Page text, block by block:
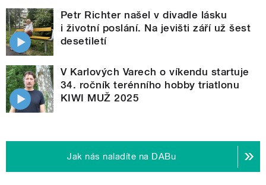
Petr Richter našel v divadle lásku
i životní poslání. Na jevišti září už šest
desetiletí
V Karlových Varech o víkendu startuje
34. ročník terénního hobby triatlonu
KIWI MUŽ 2025
Jak nás naladíte na DABu